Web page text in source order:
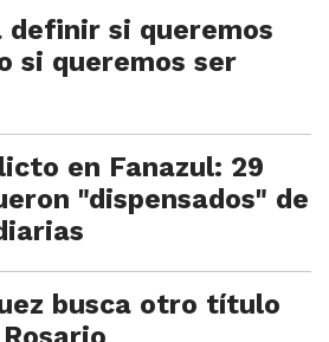
definir si queremos
si queremos ser
en Fanazul: 29
"dispensados" de
busca otro título